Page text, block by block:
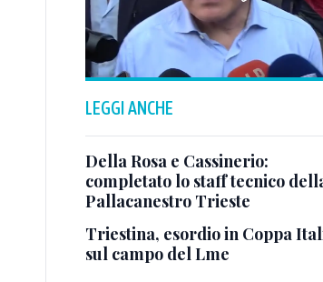
LEGGI ANCHE
Della Rosa e Cassinerio:
completato lo staff tecnico
Pallacanestro Trieste
Triestina, esordio in Coppa
sul campo del Lme